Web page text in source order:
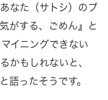
なた（サトシ）のプ
がする、ごめん』と
イニングできない
かもしれないと、
語ったそうです。